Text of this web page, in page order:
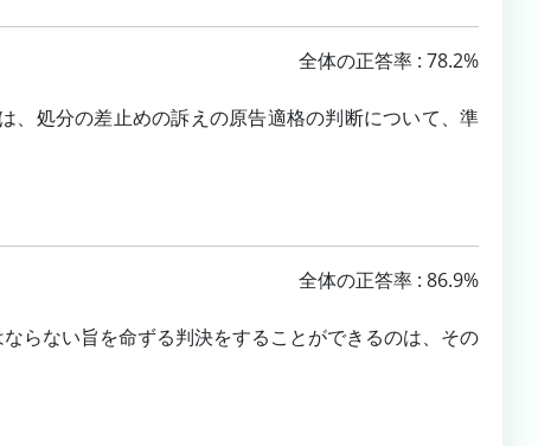
全体の正答率 : 78.2%
、処分の差止めの訴えの原告適格の判断について、準
全体の正答率 : 86.9%
らない旨を命ずる判決をすることができるのは、その